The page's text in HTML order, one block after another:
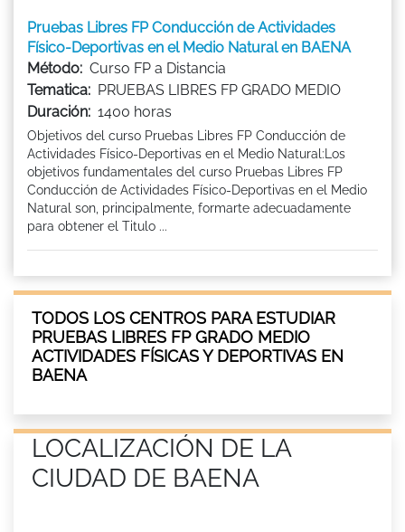
Pruebas Libres FP Conducción de Actividades
Físico-Deportivas en el Medio Natural en BAENA
Método: Curso FP a Distancia
Tematica: PRUEBAS LIBRES FP GRADO MEDIO
Duración: 1400 horas
Objetivos del curso Pruebas Libres FP Conducción de
Actividades Físico-Deportivas en el Medio Natural:Los
objetivos fundamentales del curso Pruebas Libres FP
Conducción de Actividades Físico-Deportivas en el Medio
Natural son, principalmente, formarte adecuadamente
para obtener el Titulo ...
TODOS LOS CENTROS PARA ESTUDIAR
PRUEBAS LIBRES FP GRADO MEDIO
ACTIVIDADES FÍSICAS Y DEPORTIVAS EN
BAENA
LOCALIZACIÓN DE LA
CIUDAD DE BAENA